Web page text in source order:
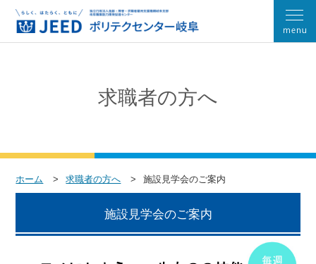
求職者の方へ
ホーム 求職者の方へ 施設見学会のご案内
施設見学会のご案内